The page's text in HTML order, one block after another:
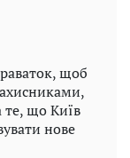
щоб
те, що Київ
нове